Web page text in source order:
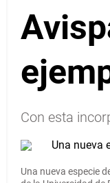
Con esta
Una nueva especie